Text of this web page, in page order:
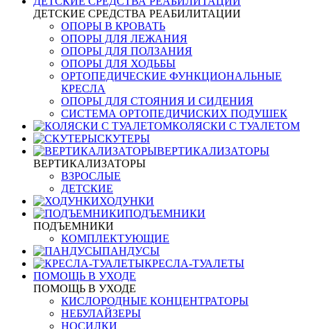
ДЕТСКИЕ СРЕДСТВА РЕАБИЛИТАЦИИ
ОПОРЫ В КРОВАТЬ
ОПОРЫ ДЛЯ ЛЕЖАНИЯ
ОПОРЫ ДЛЯ ПОЛЗАНИЯ
ОПОРЫ ДЛЯ ХОДЬБЫ
ОРТОПЕДИЧЕСКИЕ ФУНКЦИОНАЛЬНЫЕ
КРЕСЛА
ОПОРЫ ДЛЯ СТОЯНИЯ И СИДЕНИЯ
СИСТЕМА ОРТОПЕДИЧИСКИХ ПОДУШЕК
КОЛЯСКИ С ТУАЛЕТОМ
СКУТЕРЫ
ВЕРТИКАЛИЗАТОРЫ
ВЕРТИКАЛИЗАТОРЫ
ВЗРОСЛЫЕ
ДЕТСКИЕ
ХОДУНКИ
ПОДЪЕМНИКИ
ПОДЪЕМНИКИ
КОМПЛЕКТУЮЩИЕ
ПАНДУСЫ
КРЕСЛА-ТУАЛЕТЫ
ПОМОЩЬ В УХОДЕ
ПОМОЩЬ В УХОДЕ
КИСЛОРОДНЫЕ КОНЦЕНТРАТОРЫ
НЕБУЛАЙЗЕРЫ
НОСИЛКИ